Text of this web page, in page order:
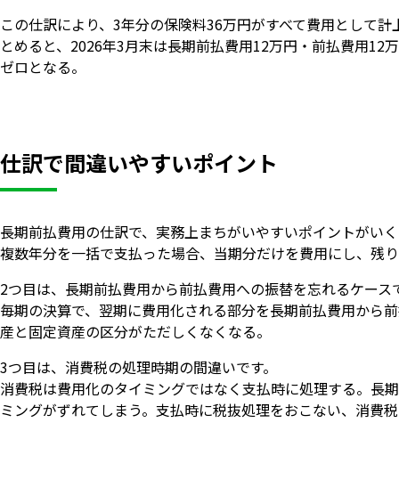
この仕訳により、3年分の保険料36万円がすべて費用として
とめると、2026年3月末は長期前払費用12万円・前払費用
ゼロとなる。
仕訳で間違いやすいポイント
長期前払費用の仕訳で、実務上まちがいやすいポイントがい
複数年分を一括で支払った場合、当期分だけを費用にし、残
2つ目は、長期前払費用から前払費用への振替を忘れるケース
毎期の決算で、翌期に費用化される部分を長期前払費用から
産と固定資産の区分がただしくなくなる。
3つ目は、消費税の処理時期の間違いです。
消費税は費用化のタイミングではなく支払時に処理する。長
ミングがずれてしまう。支払時に税抜処理をおこない、消費